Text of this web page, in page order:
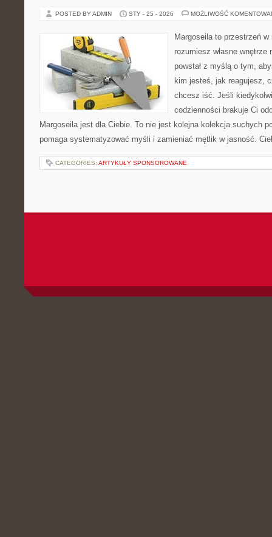
POSTED BY ADMIN STY - 25 - 2026 MOŻLIWOŚĆ
Margoseila to przestrzeń
rozumiesz własne
powstał z myślą o tym,
kim jesteś, jak reagujesz,
chcesz iść. Jeśli
codzienności brakuje Ci
Margoseila jest dla Ciebie. To nie jest kolejna kolekcja suchych
pomaga systematyzować myśli i zamieniać mętlik w jasność.
CATEGORIES: ARTYKUŁY SPONSOROWANE